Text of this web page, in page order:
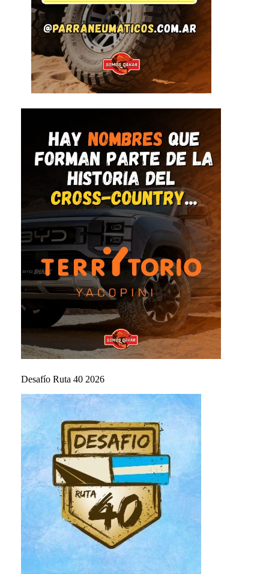
Desafío Ruta 40 2026